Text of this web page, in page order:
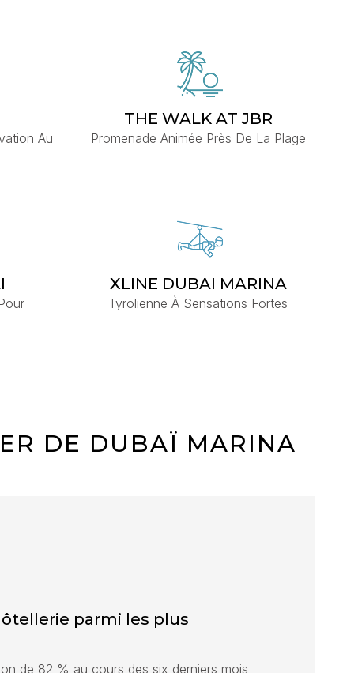
Au
THE WALK AT JBR
Promenade Animée Près De La Plage
XLINE DUBAI MARINA
Tyrolienne À Sensations Fortes
DE DUBAÏ MARINA
parmi les plus
de 82 % au cours des six derniers mois,